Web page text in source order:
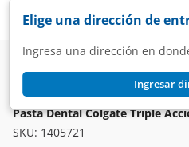
Elige una dirección de
Ingresa una dirección en
Ingresar
Super Higiene y Belleza
Pasta Dentales
COLGATE
Pasta Dental Colgate Triple
SKU: 1405721